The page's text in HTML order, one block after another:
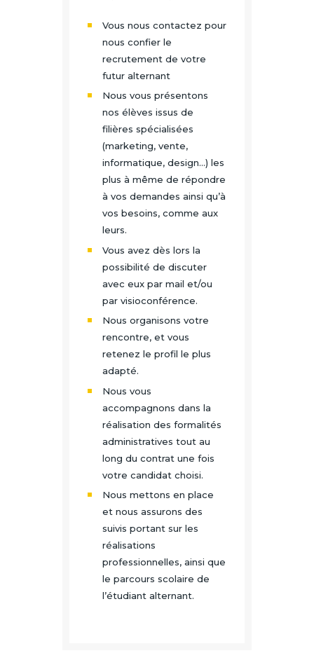
Vous nous contactez pour
nous confier le
recrutement de votre
futur alternant
Nous vous présentons
nos élèves issus de
filières spécialisées
(marketing, vente,
informatique, design…) les
plus à même de répondre
à vos demandes ainsi qu’à
vos besoins, comme aux
leurs.
Vous avez dès lors la
possibilité de discuter
avec eux par mail et/ou
par visioconférence.
Nous organisons votre
rencontre, et vous
retenez le profil le plus
adapté.
Nous vous
accompagnons dans la
réalisation des formalités
administratives tout au
long du contrat une fois
votre candidat choisi.
Nous mettons en place
et nous assurons des
suivis portant sur les
réalisations
professionnelles, ainsi que
le parcours scolaire de
l’étudiant alternant.